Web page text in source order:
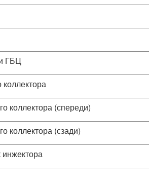
ГБЦ
коллектора (спереди)
коллектора (сзади)